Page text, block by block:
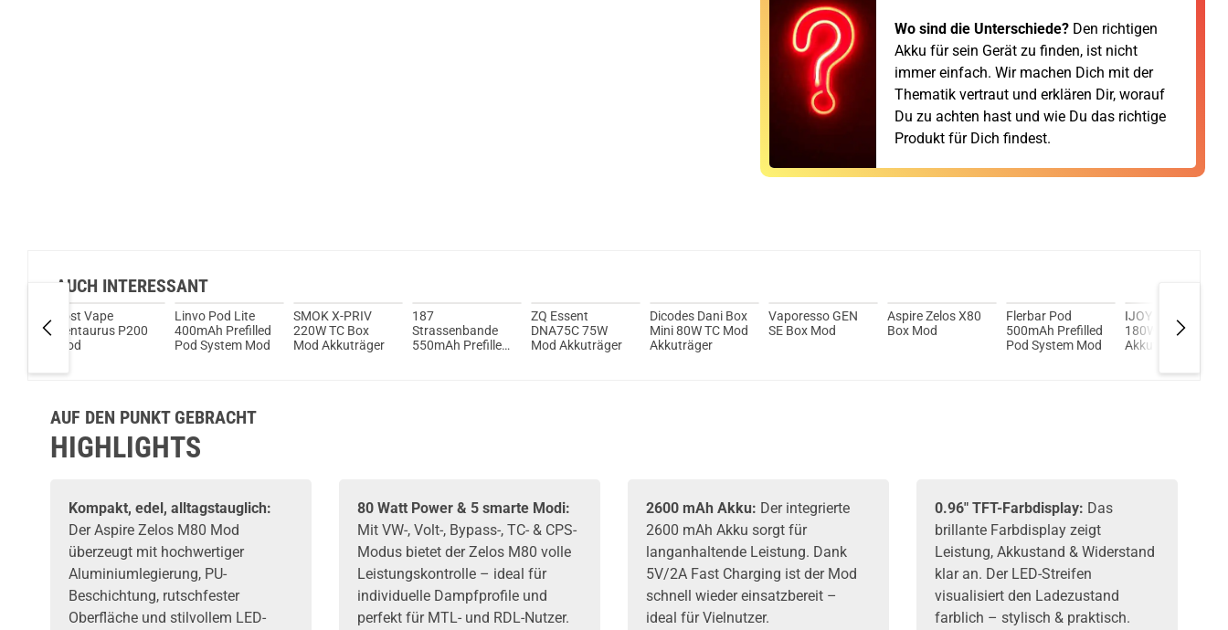
Wo sind die Unterschiede?Den richtigen
Akku für sein Gerät zu finden, ist nicht
immer einfach. Wir machen Dich mit der
Thematik vertraut und erklären Dir, worauf
Du zu achten hast und wie Du das richtige
Produkt für Dich findest.
AUCH INTERESSANT
Lost Vape
Centaurus P200
Mod
Linvo Pod Lite
400mAh Prefilled
Pod System Mod
SMOK X-PRIV
220W TC Box
Mod Akkuträger
187
Strassenbande
550mAh Prefilled
ZQ Essent
DNA75C 75W
Mod Akkuträger
Dicodes Dani Box
Mini 80W TC Mod
Akkuträger
Vaporesso GEN
SE Box Mod
Aspire Zelos X80
Box Mod
Flerbar Pod
500mAh Prefilled
Pod System Mod
IJOY Captain 2
180W Box Mod
Akkuträger
AUF DEN PUNKT GEBRACHT
HIGHLIGHTS
Kompakt, edel, alltagstauglich:
Der Aspire Zelos M80 Mod
überzeugt mit hochwertiger
Aluminiumlegierung, PU-
Beschichtung, rutschfester
Oberfläche und stilvollem LED-
80 Watt Power & 5 smarte Modi:
Mit VW-, Volt-, Bypass-, TC- & CPS-
Modus bietet der Zelos M80 volle
Leistungskontrolle – ideal für
individuelle Dampfprofile und
perfekt für MTL- und RDL-Nutzer.
2600 mAh Akku: Der integrierte
2600 mAh Akku sorgt für
langanhaltende Leistung. Dank
5V/2A Fast Charging ist der Mod
schnell wieder einsatzbereit –
ideal für Vielnutzer.
0.96" TFT-Farbdisplay: Das
brillante Farbdisplay zeigt
Leistung, Akkustand & Widerstand
klar an. Der LED-Streifen
visualisiert den Ladezustand
farblich – stylisch & praktisch.